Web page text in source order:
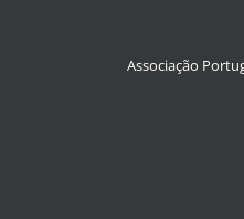
Associação